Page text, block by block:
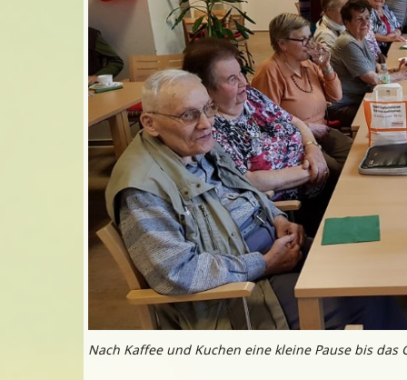
Nach Kaffee und Kuchen eine kleine Pause bis das